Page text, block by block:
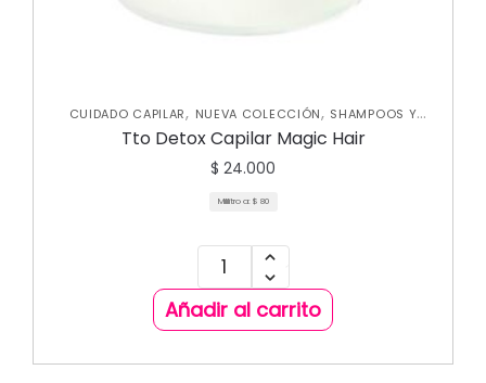
CUIDADO CAPILAR, NUEVA COLECCIÓN, SHAMPOOS Y
ACONDICIONADORES, TRATAMIENTOS CAPILARES
Tto Detox Capilar Magic Hair
$ 24.000
Mililitro a: $ 80
Añadir al carrito